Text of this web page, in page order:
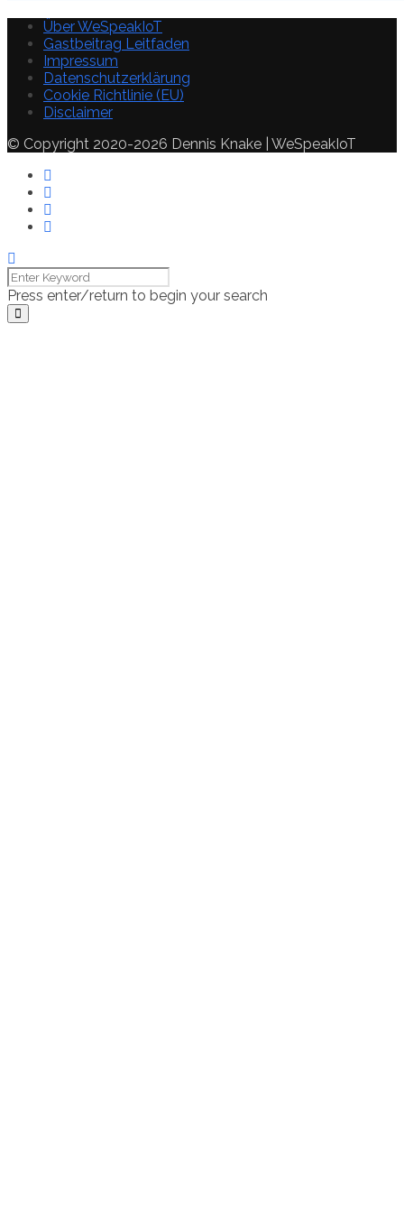
Über WeSpeakIoT
Gastbeitrag Leitfaden
Impressum
Datenschutzerklärung
Cookie Richtlinie (EU)
Disclaimer
© Copyright 2020-2026 Dennis Knake | WeSpeakIoT
Press enter/return to begin your search